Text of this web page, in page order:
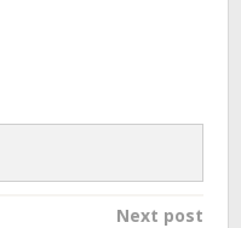
Next post